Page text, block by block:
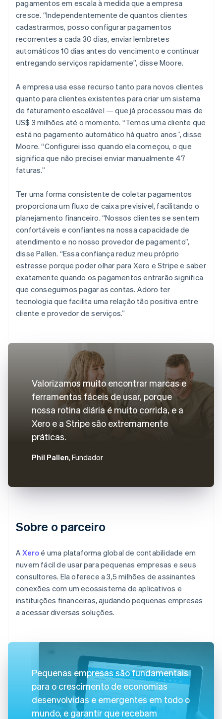
pagamentos em escala à medida que a empresa
cresce. “Independentemente de quantos clientes
cadastrarmos, posso configurar pagamentos
recorrentes a cada 30 dias, enviar lembretes
automáticos 10 dias antes do vencimento e continuar
entregando serviços rapidamente”, disse Moore.
A empresa usa esse recurso tanto para novos clientes
quanto para clientes existentes para criar um sistema
de faturamento escalável — que já processou mais de
US$ 3 milhões até o momento. “Temos uma cliente que
está no pagamento automático há quatro anos”, disse
Moore. “Configurei isso quando ela começou, o que
significa que não precisei enviar manualmente 47
faturas.”
Ter uma forma consistente de coletar pagamentos
proporciona um fluxo de caixa previsível, facilitando o
planejamento financeiro. “Nossos clientes se sentem
confortáveis e confiantes na nossa capacidade de
atendimento e no nosso provedor de pagamento”,
disse Pallen. “Essa confiança reduz meu próprio
estresse porque poder olhar para Xero e Stripe e saber
exatamente quando os pagamentos entrarão significa
que conseguimos pagar as contas. Adoro ter
tecnologia que facilita uma relação tão positiva entre
cliente e provedor de serviços.”
Valorizamos muito encontrar marcas e
ferramentas fáceis de usar, porque
nossa rotina diária é muito corrida, e a
Xero e a Stripe são extremamente
práticas.
Phil Pallen, Fundador
Sobre o parceiro
AXeroé uma plataforma global de contabilidade em
nuvem fácil de usar para pequenas empresas e seus
consultores. Ela oferece a 3,5 milhões de assinantes
conexões com um ecossistema de aplicativos e
instituições financeiras, ajudando pequenas empresas
a acessar diversas soluções.
Pequenas empresas são fundamentais
para o crescimento de economias
desenvolvidas e emergentes em todo o
mundo, e garantir que recebam